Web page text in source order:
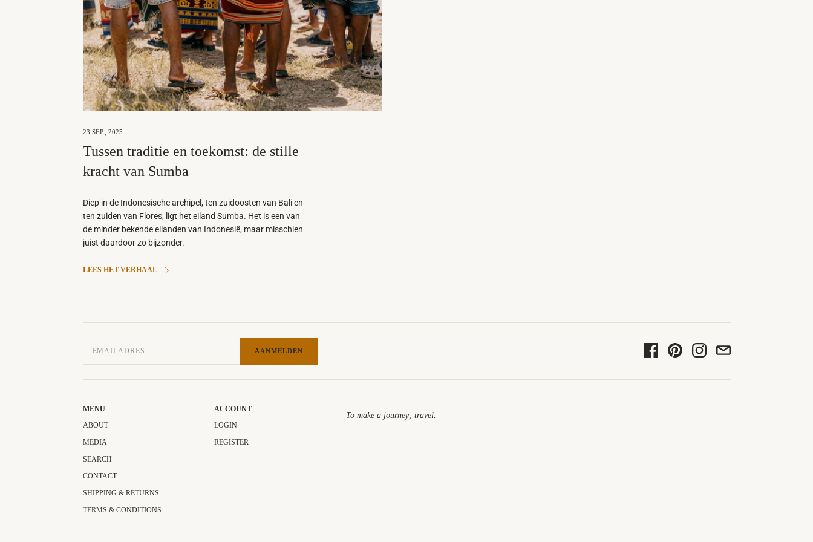
23 SEP., 2025
Tussen traditie en toekomst: de stille
kracht van Sumba
Diep in de Indonesische archipel, ten zuidoosten van Bali en
ten zuiden van Flores, ligt het eiland Sumba. Het is een van
de minder bekende eilanden van Indonesië, maar misschien
juist daardoor zo bijzonder.
LEES HET VERHAAL
AANMELDEN
MENU
ABOUT
MEDIA
SEARCH
CONTACT
SHIPPING & RETURNS
TERMS & CONDITIONS
ACCOUNT
LOGIN
REGISTER
To make a journey; travel.​